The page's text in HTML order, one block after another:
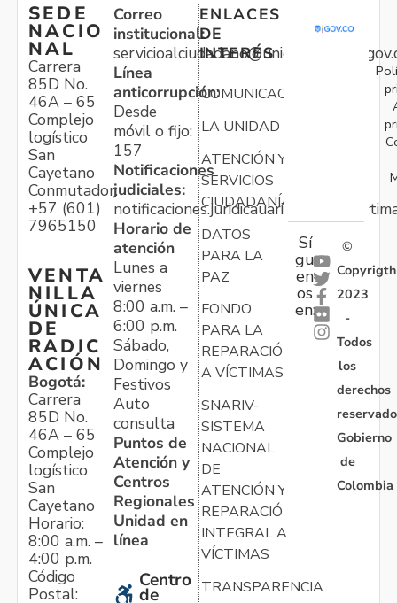
SEDE
NACIO
NAL
Carrera
85D No.
46A – 65
Complejo
logístico
San
Cayetano
Conmutador:
+57 (601)
7965150
VENTA
NILLA
ÚNICA
DE
RADIC
ACIÓN
Bogotá:
Carrera
85D No.
46A – 65
Complejo
logístico
San
Cayetano
Horario:
8:00 a.m. –
4:00 p.m.
Código
Postal:
Correo
institucional:
Línea
anticorrupción:
Desde
móvil o fijo:
157
Notificaciones
judiciales:
Horario de
atención
Lunes a
viernes
8:00 a.m. –
6:00 p.m.
Sábado,
Domingo y
Festivos
Auto
consulta
Puntos de
Atención y
Centros
Regionales
Unidad en
línea
Centro
de
ENLACES
DE
INTERÉS
COMUNICACIONES
LA UNIDAD
ATENCIÓN Y
SERVICIOS
CIUDADANÍA
DATOS
PARA LA
PAZ
FONDO
PARA LA
REPARACIÓN
A VÍCTIMAS
SNARIV-
SISTEMA
NACIONAL
DE
ATENCIÓN Y
REPARACIÓN
INTEGRAL A
VÍCTIMAS
TRANSPARENCIA
Sí
gu
en
os
en:
©
Copyrigth
2023
-
Todos
los
derechos
Gobierno
de
Colombia